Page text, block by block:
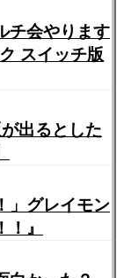
チ会やります
スイッチ版
出るとした
」グレイモン
』